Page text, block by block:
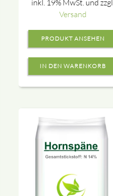
inkl. 19% MwSt. und zzgl.
Versand
PRODUKT ANSEHEN